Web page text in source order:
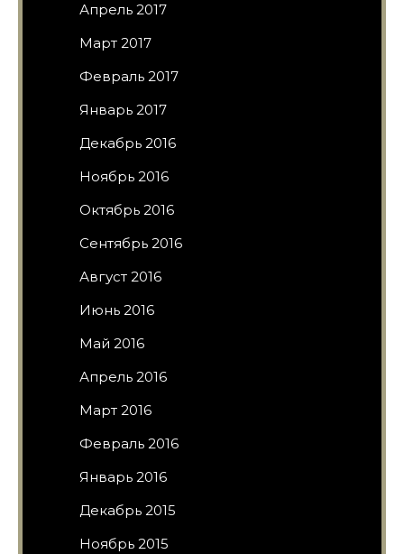
Апрель 2017
Март 2017
Февраль 2017
Январь 2017
Декабрь 2016
Ноябрь 2016
Октябрь 2016
Сентябрь 2016
Август 2016
Июнь 2016
Май 2016
Апрель 2016
Март 2016
Февраль 2016
Январь 2016
Декабрь 2015
Ноябрь 2015